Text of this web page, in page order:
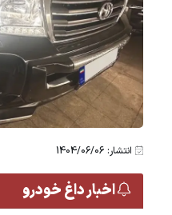
انتشار: 1404/06/06
اخبار داغ خودرو